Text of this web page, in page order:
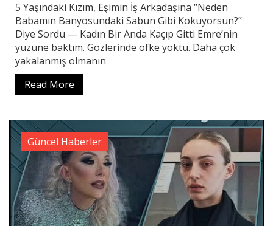
5 Yaşındaki Kızım, Eşimin İş Arkadaşına “Neden
Babamın Banyosundaki Sabun Gibi Kokuyorsun?”
Diye Sordu — Kadın Bir Anda Kaçıp Gitti Emre’nin
yüzüne baktım. Gözlerinde öfke yoktu. Daha çok
yakalanmış olmanın
Read More
Güncel Haberler